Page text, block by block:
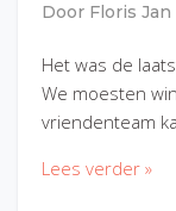
Door Floris
Het was de
We moesten
vriendenteam
Lees verder »